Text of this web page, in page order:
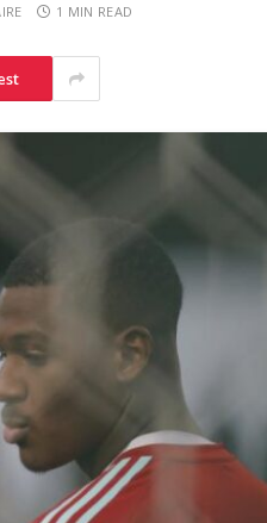
1 MIN READ